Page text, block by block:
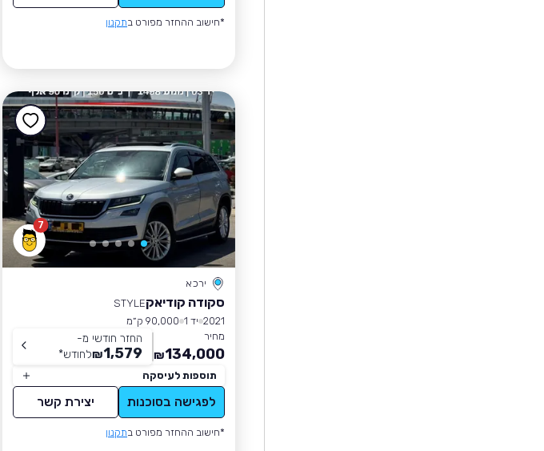
*חישוב ההחזר מפורט בתקנון
7
ירכא
סקודה קודיאקSTYLE
2021 יד 1
90,000 ק״מ
מחיר
134,000
₪
החזר חודשי מ-
1,579
₪לחודש*
תוספות לעיסקה
לפגישה בסוכנות יצירת קשר
*חישוב ההחזר מפורט בתקנון